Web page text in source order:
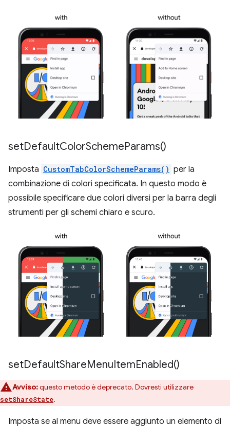
setDefaultColorSchemeParams()
Imposta CustomTabColorSchemeParams() per la
combinazione di colori specificata. In questo modo è
possibile specificare due colori diversi per la barra degli
strumenti per gli schemi chiaro e scuro.
setDefaultShareMenuItemEnabled()
Avviso:questo metodo è deprecato. Dovresti utilizzare
setShareState.
Imposta se al menu deve essere aggiunto un elemento di